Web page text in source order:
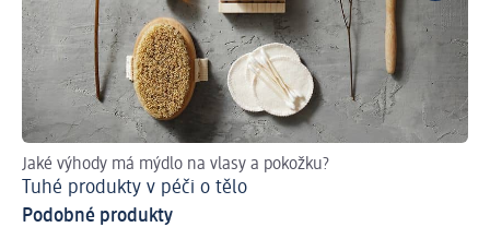
Jaké výhody má mýdlo na vlasy a pokožku?
Tuhé produkty v péči o tělo
Podobné produkty